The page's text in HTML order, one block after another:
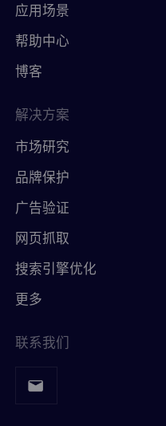
应用场景
帮助中心
博客
解决方案
市场研究
品牌保护
广告验证
网页抓取
搜索引擎优化
更多
联系我们